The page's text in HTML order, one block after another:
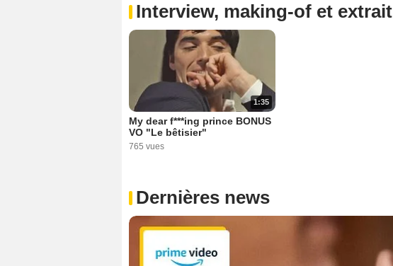
Interview, making-of et extrait
1:35
My dear f***ing prince BONUS
VO "Le bêtisier"
765 vues
Dernières news